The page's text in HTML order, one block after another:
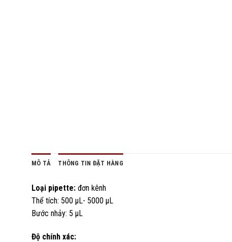
MÔ TẢ THÔNG TIN ĐẶT HÀNG
Loại pipette: đơn kênh
Thể tích: 500 µL- 5000 µL
Bước nhảy: 5 µL
Độ chính xác: